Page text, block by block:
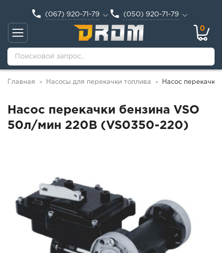
(067) 920-71-79 (050) 920-71-79
0
Главная > Насосы для перекачки топлива > Насос
Насос перекачки бензина VSO
50л/мин 220В (VS0350-220)